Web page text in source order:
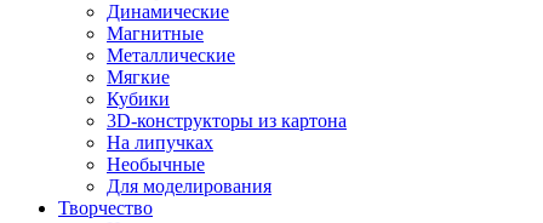
Динамические
Магнитные
Металлические
Мягкие
Кубики
3D-конструкторы из картона
На липучках
Необычные
Для моделирования
Творчество